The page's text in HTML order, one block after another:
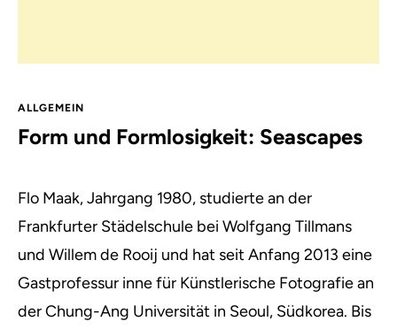
ALLGEMEIN
Form und Formlosigkeit: Seascapes
Flo Maak, Jahrgang 1980, studierte an der
Frankfurter Städelschule bei Wolfgang Tillmans
und Willem de Rooij und hat seit Anfang 2013 eine
Gastprofessur inne für Künstlerische Fotografie an
der Chung-Ang Universität in Seoul, Südkorea. Bis